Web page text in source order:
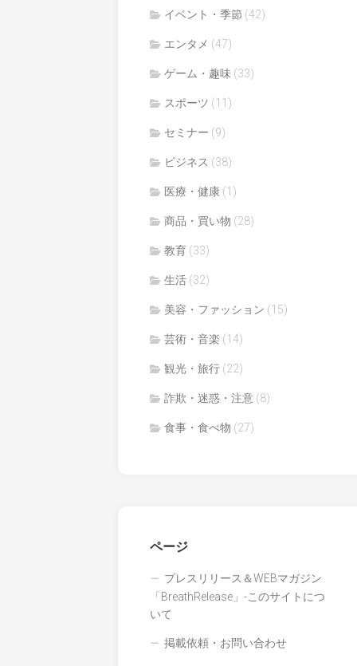
イベント・季節 (42)
エンタメ (47)
ゲーム・趣味 (33)
スポーツ (11)
セミナー (9)
ビジネス (38)
医療・健康 (1)
商品・買い物 (28)
教育 (33)
生活 (32)
美容・ファッション (15)
芸術・音楽 (14)
観光・旅行 (22)
詐欺・迷惑・注意 (8)
食事・食べ物 (27)
ページ
プレスリリース＆WEBマガジン
「BreathRelease」-このサイトにつ
いて
掲載依頼・お問い合わせ